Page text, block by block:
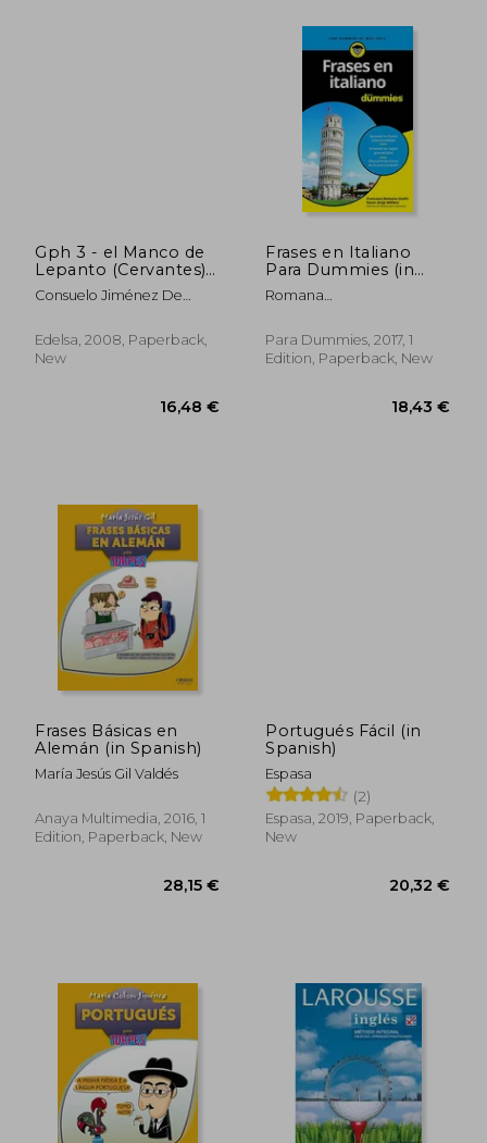
44,05 €
Gph 3 - el Manco de
Lepanto (Cervantes)
(Lecturas - Jóvenes y
Adultos - Grandes
Historia - Nivel a) (in
Spanish)
Consuelo Jiménez De
Edelsa, 2008, Paperback,
New
16,48 €
Frases en Italiano
Para Dummies (in
Spanish)
Romana
Möller K
Para Dummies, 2017, 1
Edition, Paperback, New
Frases Básicas en
Alemán (in Spanish)
María Jesús Gil Valdés
Anaya Multimedia, 2016, 1
Edition, Paperback, New
Portugués Fácil (in
Spanish)
Espasa
(2)
Espasa, 2019, Paperback,
New